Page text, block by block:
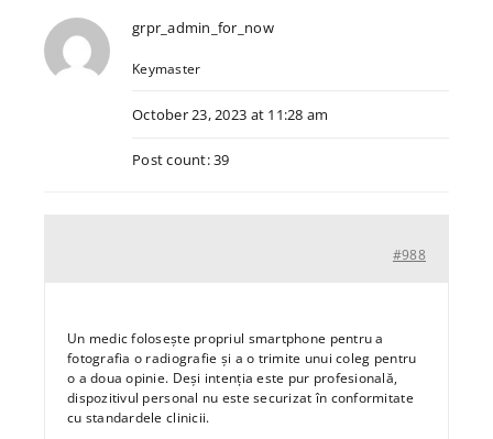
grpr_admin_for_now
Keymaster
October 23, 2023 at 11:28 am
Post count: 39
#988
Un medic folosește propriul smartphone pentru a
fotografia o radiografie și a o trimite unui coleg pentru
o a doua opinie. Deși intenția este pur profesională,
dispozitivul personal nu este securizat în conformitate
cu standardele clinicii.